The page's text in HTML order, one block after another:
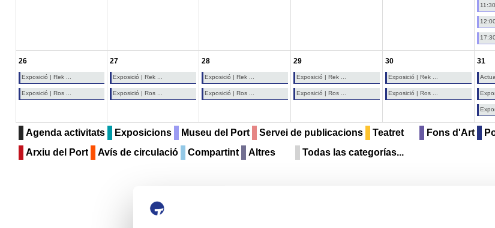
26
Exposició | Rek ...
Exposició | Ros ...
27
Exposició | Rek ...
Exposició | Ros ...
28
Exposició | Rek ...
Exposició | Ros ...
29
Exposició | Rek ...
Exposició | Ros ...
30
Exposició | Rek ...
Exposició | Ros ...
31
Agenda activitats Exposicions Museu del Port Servei de publicacions Teatret Fons d'Art
Arxiu del Port
Avís de circulació Compartint Altres Todas las categorías...